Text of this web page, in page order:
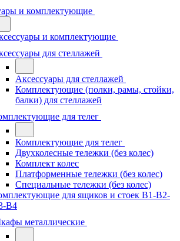
и комплектующие
и комплектующие
для стеллажей
Аксессуары для стеллажей
Комплектующие (полки, рамы, стойки,
балки) для стеллажей
для телег
Комплектующие для телег
Двухколесные тележки (без колес)
Комплект колес
Платформенные тележки (без колес)
Специальные тележки (без колес)
для ящиков и стоек В1-В2-
В4
металлические